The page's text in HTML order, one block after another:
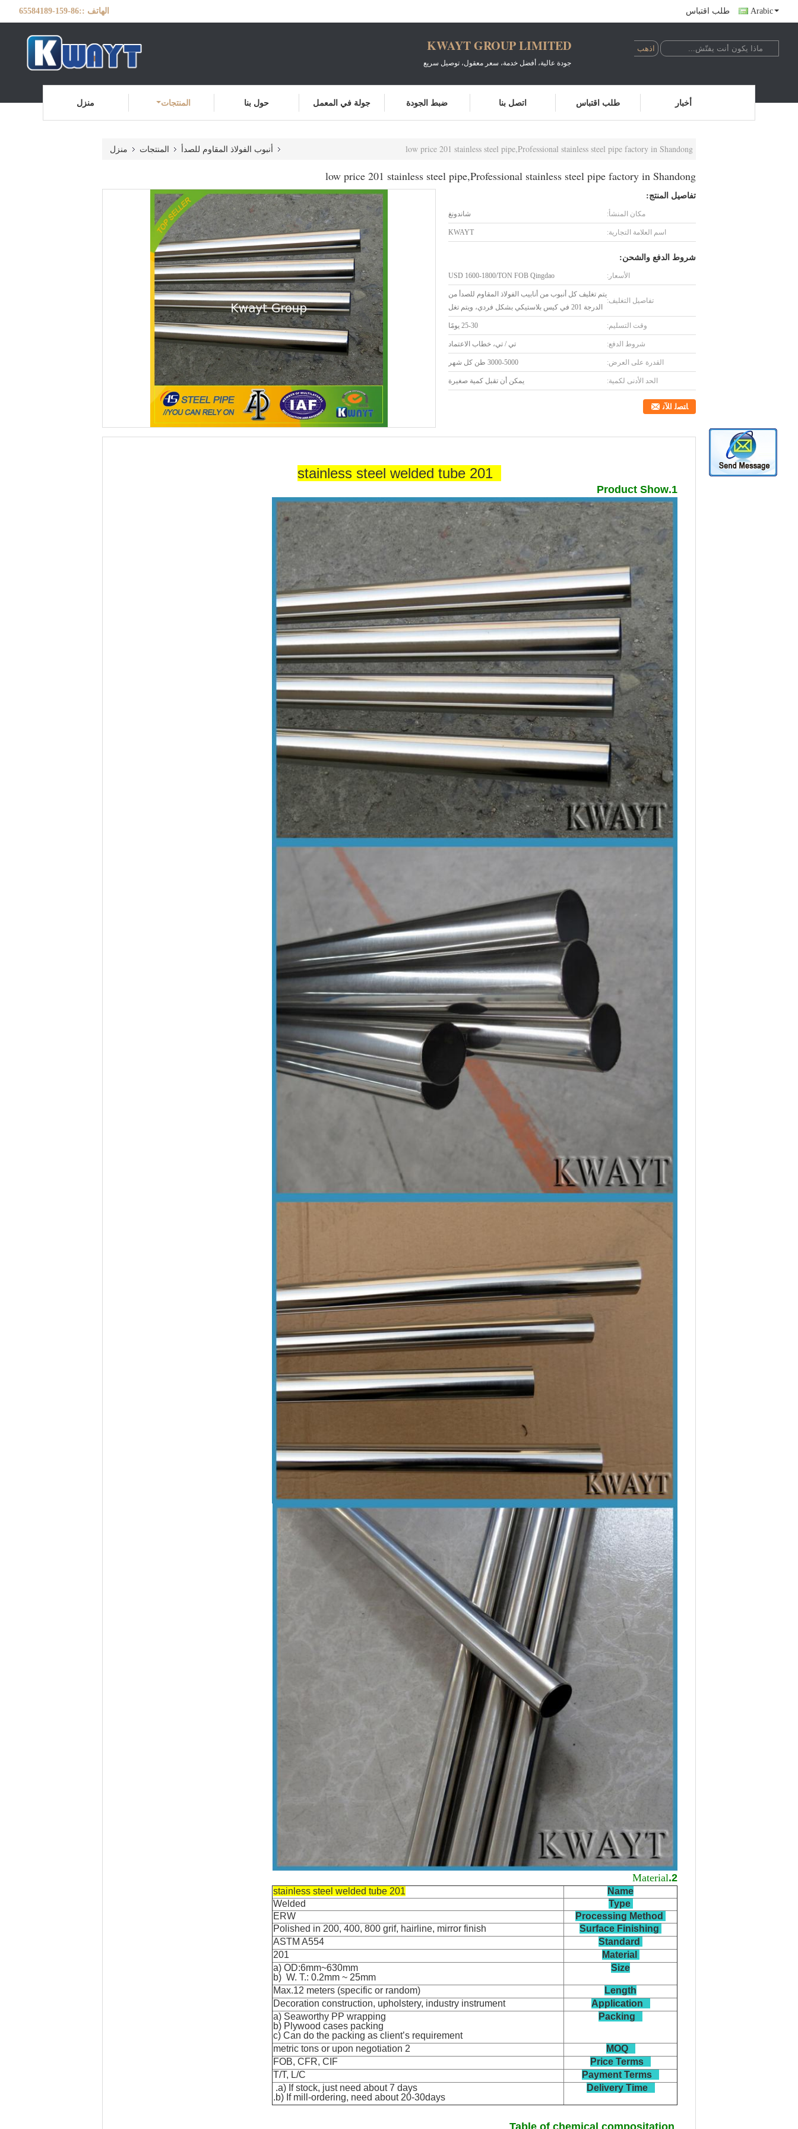
الهاتف ::86-159-65584189 طلب اقتباس Arabic
KWAYT GROUP LIMITED
جودة عالية، أفضل خدمة، سعر معقول، توصيل سريع
منزل المنتجات حول بنا جولة في المعمل ضبط الجودة اتصل بنا طلب اقتباس أخبار
منزل المنتجات أنبوب الفولاذ المقاوم للصدأ low price 201 stainless steel pipe,Professional stainless steel pipe factory in Shandong
low price 201 stainless steel pipe,Professional stainless steel pipe factory in Shandong
تفاصيل المنتج:
مكان المنشأ: شاندونغ
اسم العلامة التجارية: KWAYT
شروط الدفع والشحن:
الأسعار: USD 1600-1800/TON FOB Qingdao
تفاصيل التغليف:
يتم تغليف كل أنبوب من أنابيب الفولاذ المقاوم للصدأ من
الدرجة 201 في كيس بلاستيكي بشكل فردي، ويتم تغل
وقت التسليم: 25-30 يومًا
شروط الدفع: تي / تي، خطاب الاعتماد
القدرة على العرض: 3000-5000 طن كل شهر
الحد الأدنى لكمية: يمكن أن تقبل كمية صغيرة
ﺎﺘﺼﻟ ﺍﻶﻧ
201 stainless steel welded tube
1.Product Show
2.
Material
Name
201 stainless steel welded tube
Type
Polished in 200, 400, 800 grif, hairline, mirror finish
ASTM A554
201
Size
~630mm
W. T.: 0.2mm ~ 25mm
Length
Max.12 meters (specific or random)
Decoration construction, upholstery, industry instrument
a) Seaworthy PP wrapping
c) Can do the packing as client’s requirement
MOQ
2 metric tons or upon negotiation
FOB, CFR, CIF
T/T, L/C
Delivery Time
a) If stock, just need about 7 days.
Table of chemical compositation